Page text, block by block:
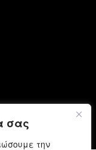
σας
την